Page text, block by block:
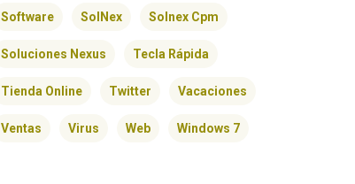
Software SolNex Solnex Cpm
Soluciones Nexus Tecla Rápida
Tienda Online Twitter Vacaciones
Ventas Virus Web Windows 7